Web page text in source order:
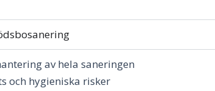
av hela saneringen
och hygieniska risker